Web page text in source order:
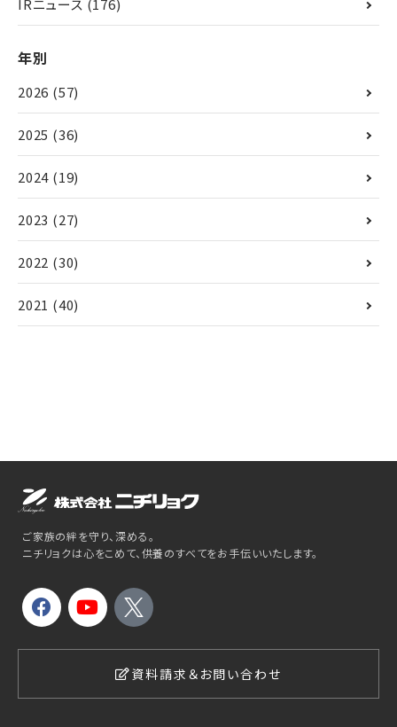
IRニュース (176)
年別
2026 (57)
2025 (36)
2024 (19)
2023 (27)
2022 (30)
2021 (40)
ご家族の絆を守り、深める。
ニチリョクは心をこめて、供養のすべてをお手伝いいたします。
資料請求＆お問い合わせ